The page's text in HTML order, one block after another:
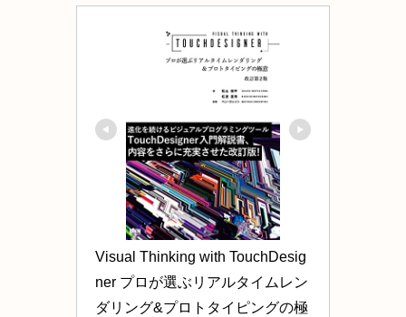
Visual Thinking with TouchDesig
ner プロが選ぶリアルタイムレン
ダリング&プロトタイピングの極